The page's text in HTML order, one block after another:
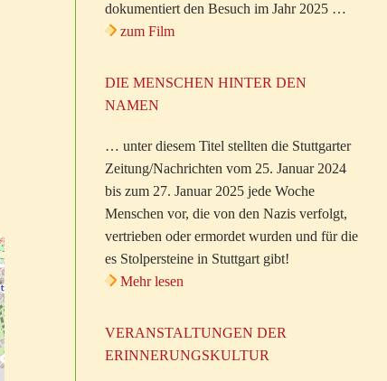
dokumentiert den Besuch im Jahr 2025 …
zum Film
DIE MENSCHEN HINTER DEN
NAMEN
… unter diesem Titel stellten die Stuttgarter
Zeitung/Nachrichten vom 25. Januar 2024
bis zum 27. Januar 2025 jede Woche
Menschen vor, die von den Nazis verfolgt,
vertrieben oder ermordet wurden und für die
es Stolpersteine in Stuttgart gibt!
Mehr lesen
VERANSTALTUNGEN DER
ERINNERUNGSKULTUR